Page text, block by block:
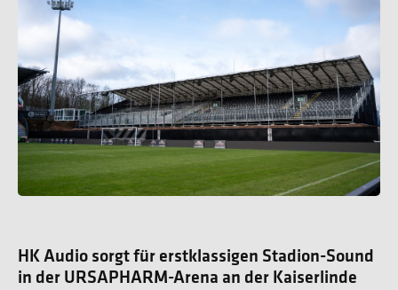
HK Audio sorgt für erstklassigen Stadion-Sound
in der URSAPHARM-Arena an der Kaiserlinde